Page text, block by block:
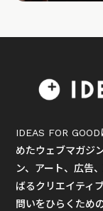
IDEAS FOR
めたウェブマガジ
ン、アート、広告
ばるクリエイティ
問いをひらくため